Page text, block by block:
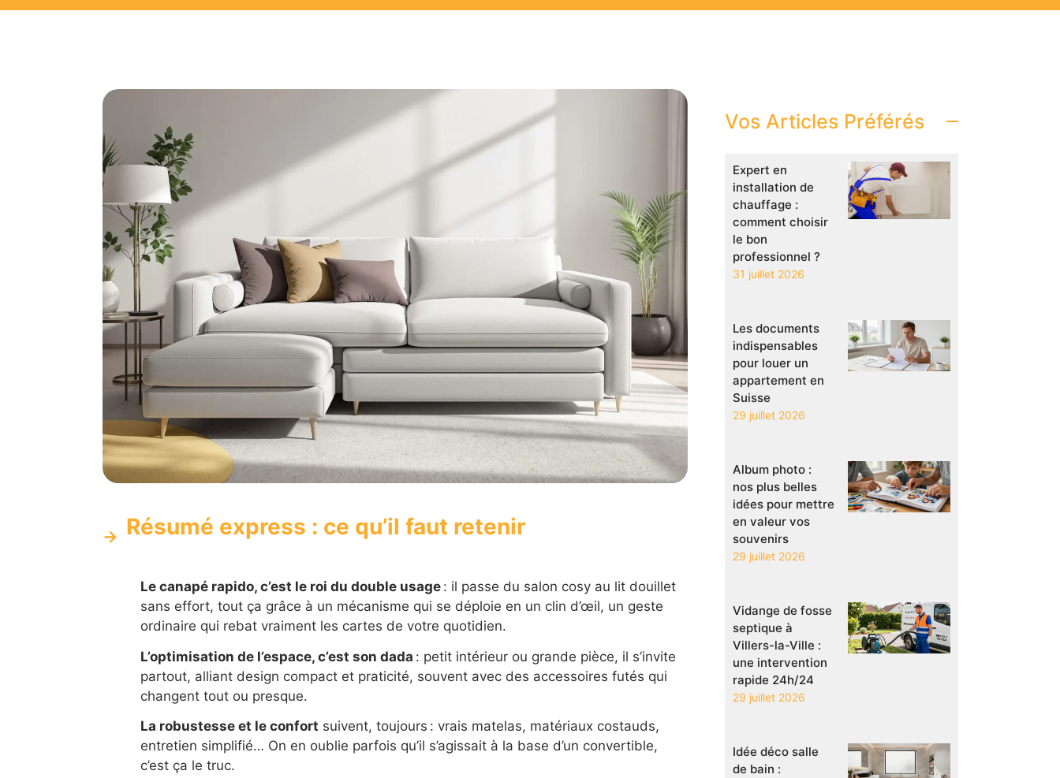
Résumé express : ce qu’il faut retenir
Le canapé rapido, c’est le roi du double usage: il passe du salon cosy au lit douillet
sans effort, tout ça grâce à un mécanisme qui se déploie en un clin d’œil, un geste
ordinaire qui rebat vraiment les cartes de votre quotidien.
L’optimisation de l’espace, c’est son dada : petit intérieur ou grande pièce, il s’invite
partout, alliant design compact et praticité, souvent avec des accessoires futés qui
changent tout ou presque.
La robustesse et le confort suivent, toujours : vrais matelas, matériaux costauds,
entretien simplifié… On en oublie parfois qu’il s’agissait à la base d’un convertible,
c’est ça le truc.
Vos Articles Préférés
Expert en
installation de
chauffage :
comment choisir
le bon
professionnel ?
31 juillet 2026
Les documents
indispensables
pour louer un
appartement en
Suisse
29 juillet 2026
Album photo :
nos plus belles
idées pour mettre
en valeur vos
souvenirs
29 juillet 2026
Vidange de fosse
septique à
Villers-la-Ville :
une intervention
rapide 24h/24
29 juillet 2026
Idée déco salle
de bain :